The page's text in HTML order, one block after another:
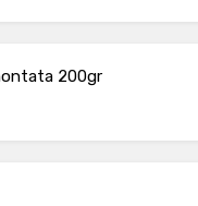
200gr